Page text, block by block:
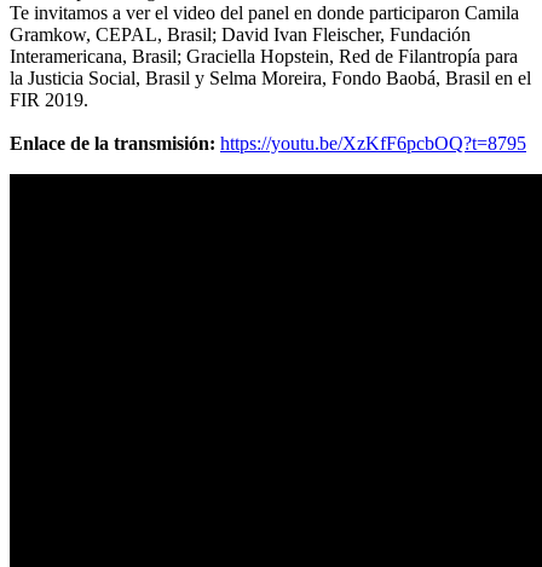
Te invitamos a ver el video del panel en donde participaron Camila
Gramkow, CEPAL, Brasil; David Ivan Fleischer, Fundación
Interamericana, Brasil; Graciella Hopstein, Red de Filantropía para
la Justicia Social, Brasil y Selma Moreira, Fondo Baobá, Brasil en el
FIR 2019.
Enlace de la transmisión: https://youtu.be/XzKfF6pcbOQ?t=8795